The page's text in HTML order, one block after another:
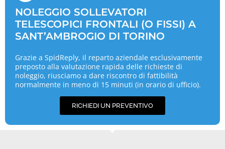
NOLEGGIO SOLLEVATORI
TELESCOPICI FRONTALI (O FISSI) A
SANT’AMBROGIO DI TORINO
Grazie a SpidReply, il reparto aziendale esclusivamente
preposto alla valutazione rapida delle richieste di
noleggio, riusciamo a dare riscontro di fattibilità
normalmente in meno di 15 minuti (in orario di ufficio).
RICHIEDI UN PREVENTIVO